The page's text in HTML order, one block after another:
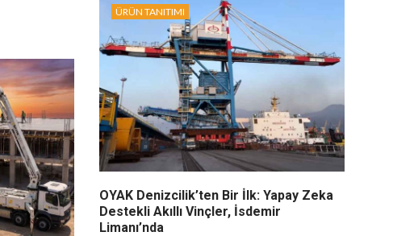
ÜRÜN TANITIMI
OYAK Denizcilik’ten Bir İlk: Yapay Zeka
Destekli Akıllı Vinçler, İsdemir
Limanı’nda